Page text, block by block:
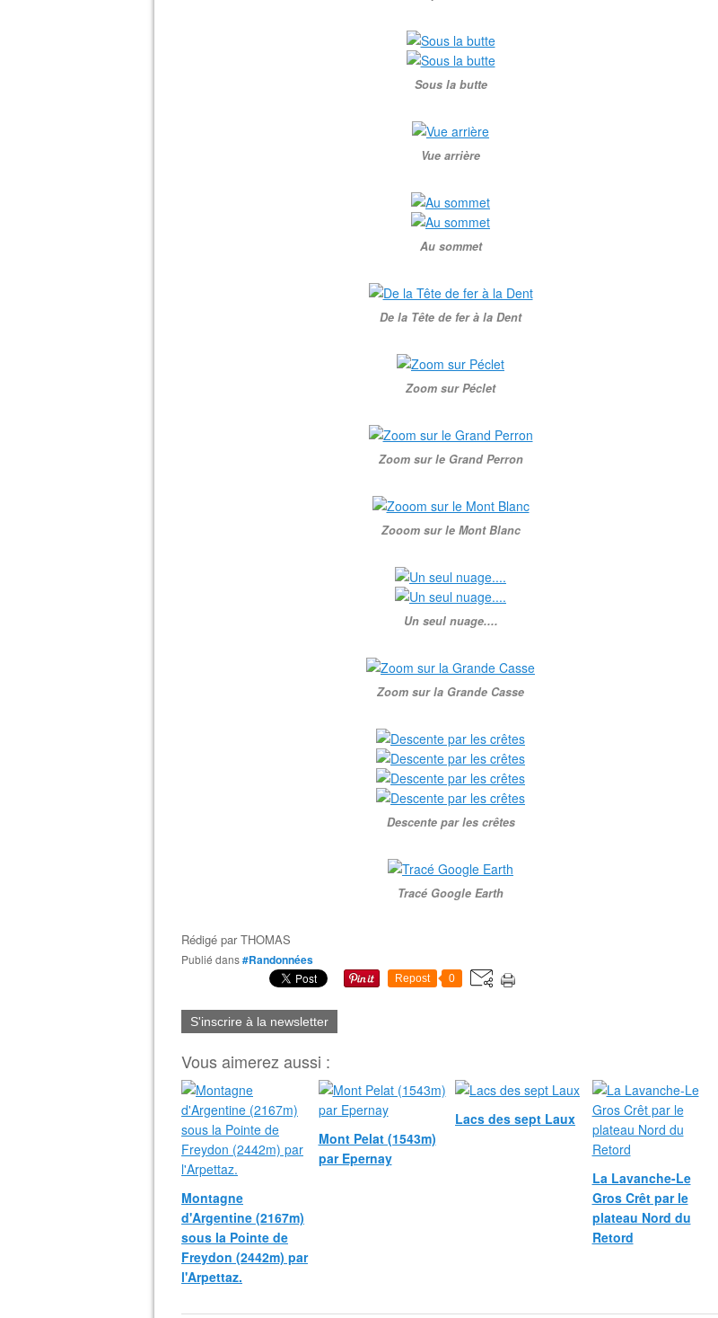
Sous la butte
Vue arrière
Au sommet
De la Tête de fer à la Dent
Zoom sur Péclet
Zoom sur le Grand Perron
Zooom sur le Mont Blanc
Un seul nuage....
Zoom sur la Grande Casse
Descente par les crêtes
Tracé Google Earth
Rédigé parTHOMAS
Publié dans#Randonnées
Repost 0
S'inscrire à la newsletter
Vous aimerez aussi :
Montagne
d'Argentine (2167m)
sous la Pointe de
Freydon (2442m) par
l'Arpettaz.
Mont Pelat (1543m)
par Epernay
Lacs des sept Laux
La Lavanche-Le
Gros Crêt par le
plateau Nord du
Retord